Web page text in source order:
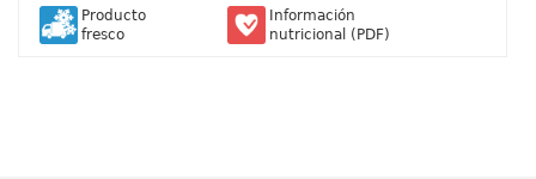
Producto
fresco
Información
nutricional (PDF)